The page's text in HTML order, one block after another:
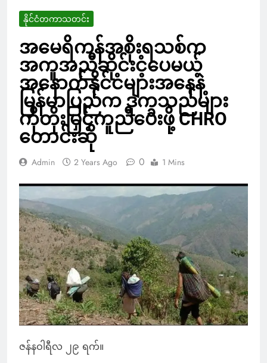
နိုင်ငံတကာသတင်း
အမေရိကန်အစိုးရသစ်က
အကူအညီဆိုင်းငံ့ပေမယ့်
အနောက်နိုင်ငံများအနေနဲ့
မြန်မာပြည်က ဒုက္ခသည်များ
ကိုတိုးမြှင့်ကူညီပေးဖို့ CHRO
တောင်းဆို
Admin 2 Years Ago 0 1 Mins
ဇန်နဝါရီလ ၂၉ ရက်။